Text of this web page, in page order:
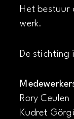
Het bestuur
werk.
De stichting
Rory Ceulen
Kudret